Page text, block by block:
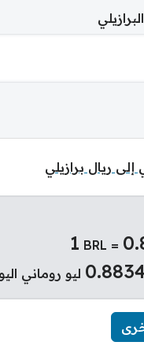
ريال برازيلي
1 BRL =
ليو روماني